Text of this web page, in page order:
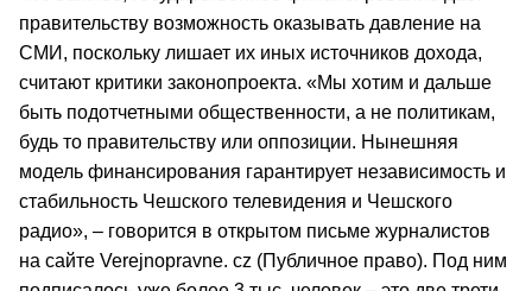
правительству возможность оказывать давление на
СМИ, поскольку лишает их иных источников дохода,
считают критики законопроекта. «Мы хотим и дальше
быть подотчетными общественности, а не политикам,
будь то правительству или оппозиции. Нынешняя
модель финансирования гарантирует независимость и
стабильность Чешского телевидения и Чешского
радио», – говорится в открытом письме журналистов
на сайте Verejnopravne. cz (Публичное право). Под ним